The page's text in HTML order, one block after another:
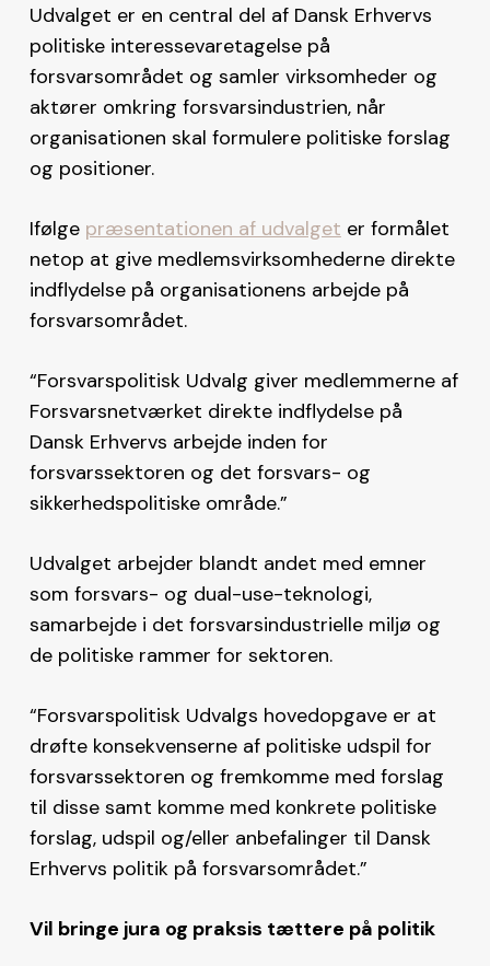
Udvalget er en central del af Dansk Erhvervs
politiske interessevaretagelse på
forsvarsområdet og samler virksomheder og
aktører omkring forsvarsindustrien, når
organisationen skal formulere politiske forslag
og positioner.
Ifølge præsentationen af udvalget er formålet
netop at give medlemsvirksomhederne direkte
indflydelse på organisationens arbejde på
forsvarsområdet.
“Forsvarspolitisk Udvalg giver medlemmerne af
Forsvarsnetværket direkte indflydelse på
Dansk Erhvervs arbejde inden for
forsvarssektoren og det forsvars- og
sikkerhedspolitiske område.”
Udvalget arbejder blandt andet med emner
som forsvars- og dual-use-teknologi,
samarbejde i det forsvarsindustrielle miljø og
de politiske rammer for sektoren.
“Forsvarspolitisk Udvalgs hovedopgave er at
drøfte konsekvenserne af politiske udspil for
forsvarssektoren og fremkomme med forslag
til disse samt komme med konkrete politiske
forslag, udspil og/eller anbefalinger til Dansk
Erhvervs politik på forsvarsområdet.”
Vil bringe jura og praksis tættere på politik